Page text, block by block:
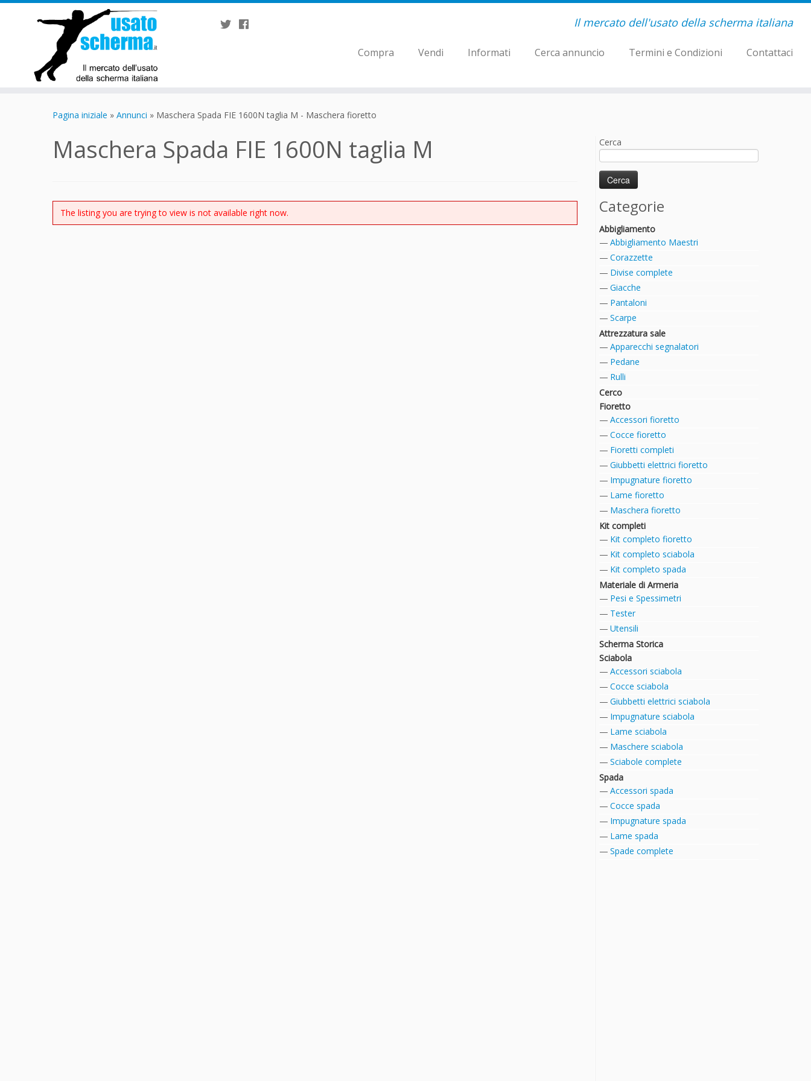
Il mercato dell'usato della scherma italiana
Compra Vendi Informati Cerca annuncio Termini e Condizioni Contattaci
Pagina iniziale » Annunci » Maschera Spada FIE 1600N taglia M - Maschera fioretto
Maschera Spada FIE 1600N taglia M
The listing you are trying to view is not available right now.
Cerca
Categorie
Abbigliamento
Abbigliamento Maestri
Corazzette
Divise complete
Giacche
Pantaloni
Scarpe
Attrezzatura sale
Apparecchi segnalatori
Pedane
Rulli
Cerco
Fioretto
Accessori fioretto
Cocce fioretto
Fioretti completi
Giubbetti elettrici fioretto
Impugnature fioretto
Lame fioretto
Maschera fioretto
Kit completi
Kit completo fioretto
Kit completo sciabola
Kit completo spada
Materiale di Armeria
Pesi e Spessimetri
Tester
Utensili
Scherma Storica
Sciabola
Accessori sciabola
Cocce sciabola
Giubbetti elettrici sciabola
Impugnature sciabola
Lame sciabola
Maschere sciabola
Sciabole complete
Spada
Accessori spada
Cocce spada
Impugnature spada
Lame spada
Spade complete